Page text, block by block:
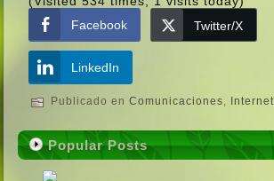
Facebook
Twitter/X
LinkedIn
Publicado en Comunicaciones, Internet
Popular Posts